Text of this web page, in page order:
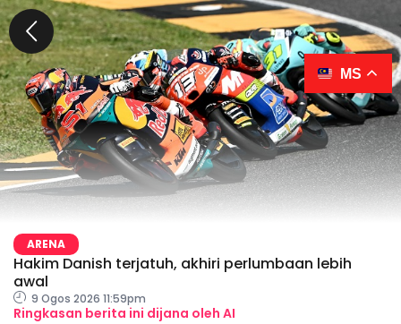
ARENA
Hakim Danish terjatuh, akhiri perlumbaan lebih
awal
9 Ogos 2026 11:59pm
Ringkasan berita ini dijana oleh AI
MS